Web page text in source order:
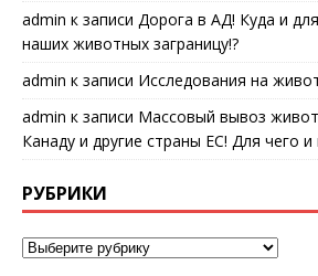
admin к записи Дорога в АД! Куда и
наших животных заграницу!?
admin к записи Исследования на
admin к записи Массовый вывоз
Канаду и другие страны ЕС! Для чего и
РУБРИКИ